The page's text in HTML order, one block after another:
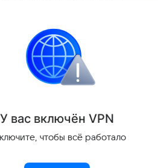
Бандару
ИТЭС (Индийское
посольство
и газа в Индию.
на вопрос,
в текущей ситуации.
У вас включён VPN
чтобы всё работало